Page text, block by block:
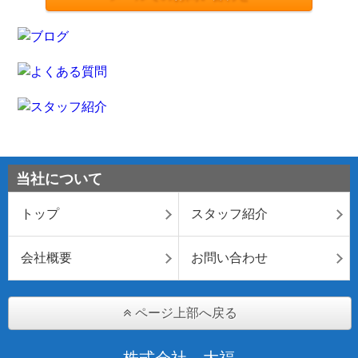
当社について
トップ スタッフ紹介
会社概要 お問い合わせ
ページ上部へ戻る